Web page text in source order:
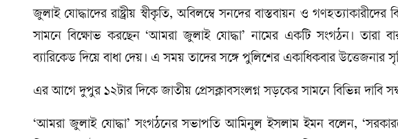
জুলাই যোদ্ধাদের রাষ্ট্রীয় স্বীকৃতি, অবিলম্বে সনদের বাস্তবায়ন ও গণহত্যাকারীদের
সামনে বিক্ষোভ করছেন ‘আমরা জুলাই যোদ্ধা’ নামের একটি সংগঠন। তারা
ব্যারিকেড দিয়ে বাধা দেয়। এ সময় তাদের সঙ্গে পুলিশের একাধিকবার উত্তেজনার
এর আগে দুপুর ১২টার দিকে জাতীয় প্রেসক্লাবসংলগ্ন সড়কের সামনে বিভিন্ন দাবি
‘আমরা জুলাই যোদ্ধা’ সংগঠনের সভাপতি আমিনুল ইসলাম ইমন বলেন,